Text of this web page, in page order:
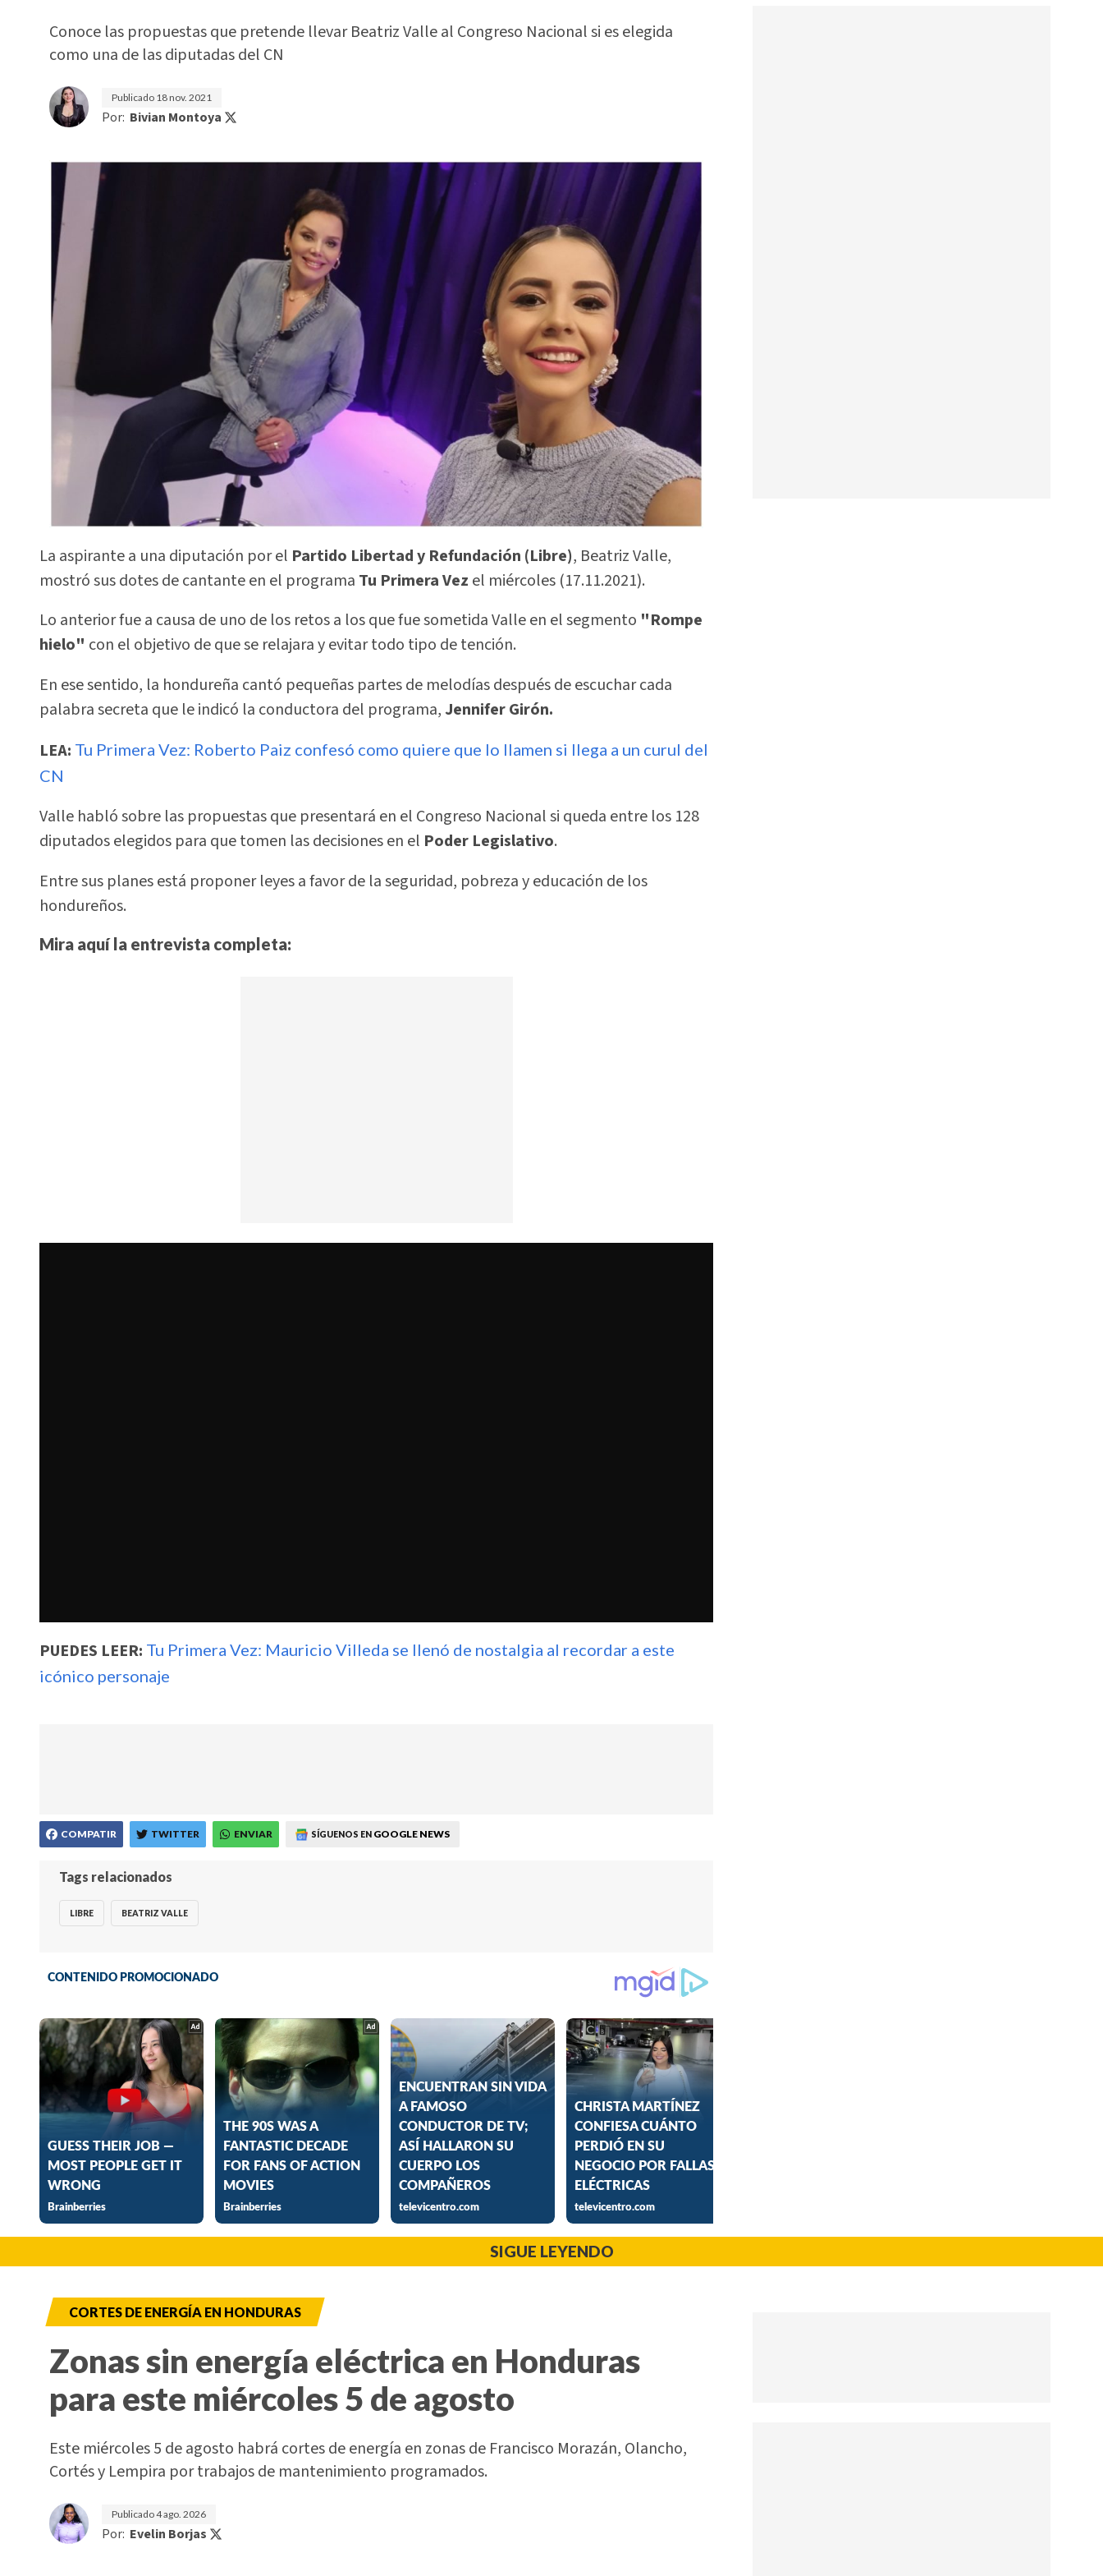
Conoce las propuestas que pretende llevar Beatriz Valle al Congreso Nacional si es elegida
como una de las diputadas del CN
Publicado 18 nov. 2021
Por: Bivian Montoya
La aspirante a una diputación por el Partido Libertad y Refundación (Libre), Beatriz Valle,
mostró sus dotes de cantante en el programa Tu Primera Vez el miércoles (17.11.2021).
Lo anterior fue a causa de uno de los retos a los que fue sometida Valle en el segmento "Rompe
hielo" con el objetivo de que se relajara y evitar todo tipo de tención.
En ese sentido, la hondureña cantó pequeñas partes de melodías después de escuchar cada
palabra secreta que le indicó la conductora del programa,Jennifer Girón.
LEA: Tu Primera Vez: Roberto Paiz confesó como quiere que lo llamen si llega a un curul del
CN
Valle habló sobre las propuestas que presentará en el Congreso Nacional si queda entre los 128
diputados elegidos para que tomen las decisiones en el Poder Legislativo.
Entre sus planes está proponer leyes a favor de la seguridad, pobreza y educación de los
hondureños.
Mira aquí la entrevista completa:
PUEDES LEER: Tu Primera Vez: Mauricio Villeda se llenó de nostalgia al recordar a este
icónico personaje
COMPATIR TWITTER ENVIAR SÍGUENOS EN GOOGLE NEWS
Tags relacionados
LIBRE BEATRIZ VALLE
SIGUE LEYENDO
CORTES DE ENERGÍA EN HONDURAS
Zonas sin energía eléctrica en Honduras
para este miércoles 5 de agosto
Este miércoles 5 de agosto habrá cortes de energía en zonas de Francisco Morazán, Olancho,
Cortés y Lempira por trabajos de mantenimiento programados.
Publicado4 ago. 2026
Por: Evelin Borjas